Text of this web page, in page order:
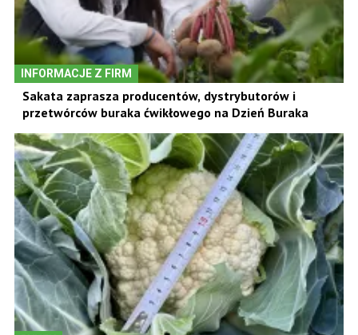
INFORMACJE Z FIRM
Sakata zaprasza producentów, dystrybutorów i
przetwórców buraka ćwikłowego na Dzień Buraka